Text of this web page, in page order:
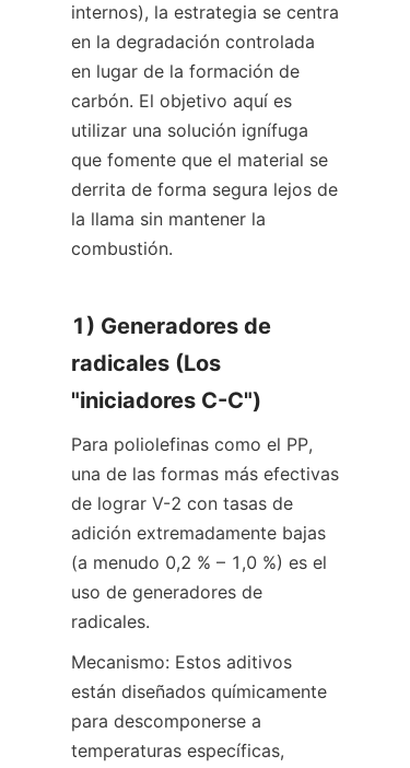
internos), la estrategia se centra
en la degradación controlada
en lugar de la formación de
carbón. El objetivo aquí es
utilizar una solución ignífuga
que fomente que el material se
derrita de forma segura lejos de
la llama sin mantener la
combustión.
1) Generadores de
radicales (Los
"iniciadores C-C")
Para poliolefinas como el PP,
una de las formas más efectivas
de lograr V-2 con tasas de
adición extremadamente bajas
(a menudo 0,2 % – 1,0 %) es el
uso de generadores de
radicales.
Mecanismo: Estos aditivos
están diseñados químicamente
para descomponerse a
temperaturas específicas,